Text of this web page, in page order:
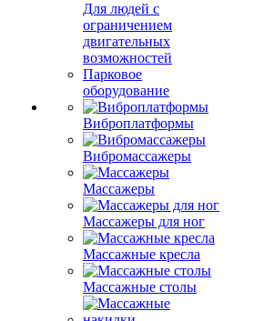
Для людей с
ограничением
двигательных
возможностей
Парковое
оборудование
Виброплатформы
Вибромассажеры
Массажеры
Массажеры для ног
Массажные кресла
Массажные столы